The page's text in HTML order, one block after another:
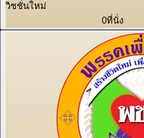
วิชชั่นใหม่
0ที่นั่ง